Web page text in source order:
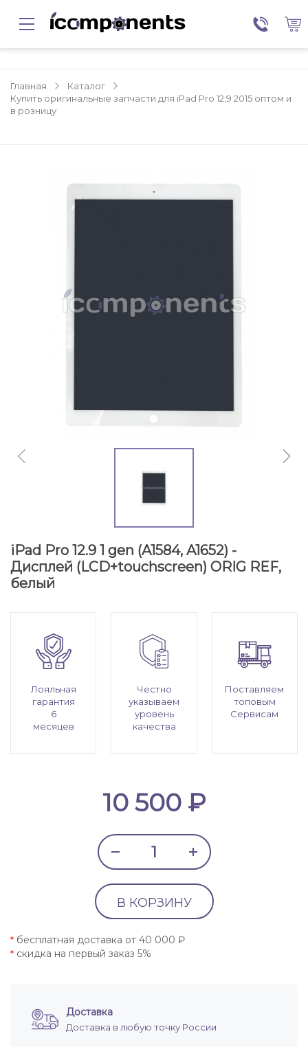
Главная
Каталог
Купить оригинальные запчасти для iPad Pro 12,9 2015 оптом и
в розницу
iPad Pro 12.9 1 gen (A1584, A1652) -
Дисплей (LCD+touchscreen) ORIG REF,
белый
Лояльная
гарантия
6
месяцев
Честно
указываем
уровень
качества
Поставляем
топовым
Сервисам
10 500 ₽
В КОРЗИНУ
* бесплатная доставка от 40 000 ₽
* скидка на первый заказ 5%
Доставка
Доставка в любую точку России